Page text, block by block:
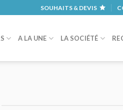
SOUHAITS & DEVIS
A LA UNE LA SOCIÉTÉ